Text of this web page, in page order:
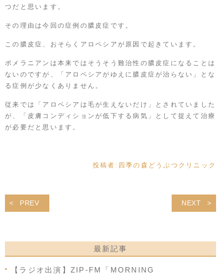
つだと思います。
その理由は今回の症例の膿皮症です。
この膿皮症、おそらくアロペシアが原因で起きています。
ポメラニアンは本来ではそうそう難治性の膿皮症になることは
ないのですが、「アロペシアがゆえに膿皮症が治らない」とな
る症例が少なくありません。
従来では「アロペシアは毛が生えないだけ」とされていました
が、「皮膚コンディションが低下する病気」として捉えて治療
が必要だと思います。
投稿者: 四季の森どうぶつクリニック
PREV NEXT
最新記事
【ラジオ出演】ZIP-FM「MORNING